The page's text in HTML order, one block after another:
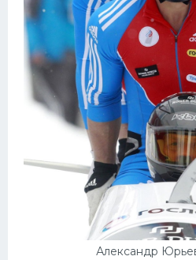
Александр
Еще картинки...
Футбол
Баскетбол
Хоккей
Велогонки
Конькобежный спорт
Тренажеры
Интерьер квартиры